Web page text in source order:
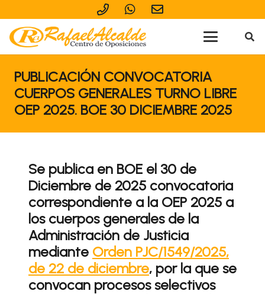
PUBLICACIÓN CONVOCATORIA
CUERPOS GENERALES TURNO LIBRE
OEP 2025. BOE 30 DICIEMBRE 2025
Se publica en BOE el 30 de
Diciembre de 2025 convocatoria
correspondiente a la OEP 2025 a
los cuerpos generales de la
Administración de Justicia
mediante Orden PJC/1549/2025,
de 22 de diciembre, por la que se
convocan procesos selectivos